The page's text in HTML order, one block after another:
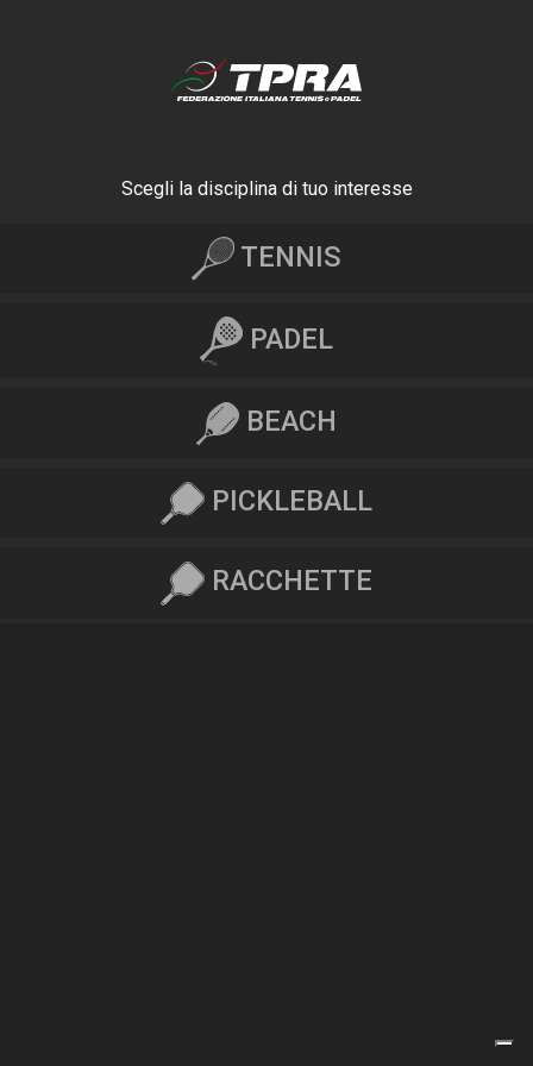
Scegli la disciplina di tuo interesse
TENNIS
PADEL
BEACH
PICKLEBALL
RACCHETTE